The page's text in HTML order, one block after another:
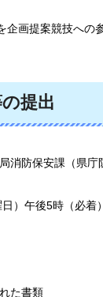
企画提案競技への
提出
消防保安課（県庁
）午後5時（必着）
た書類